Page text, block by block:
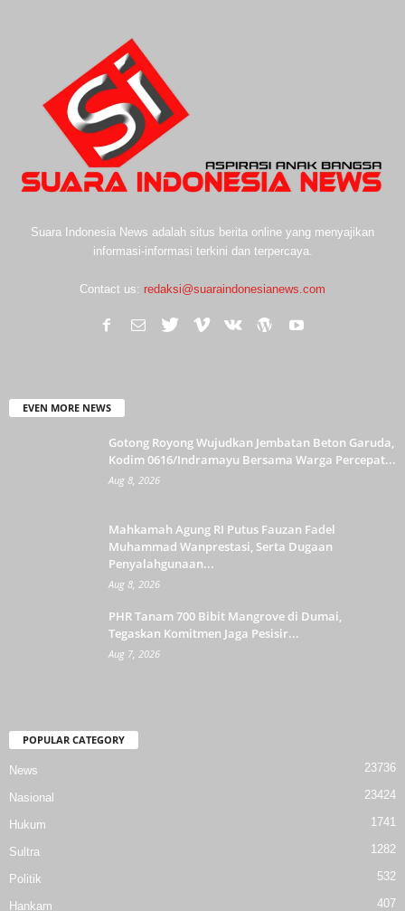
Suara Indonesia News adalah situs berita online yang menyajikan
informasi-informasi terkini dan terpercaya.
Contact us: redaksi@suaraindonesianews.com
EVEN MORE NEWS
Gotong Royong Wujudkan Jembatan Beton Garuda,
Kodim 0616/Indramayu Bersama Warga Percepat...
Aug 8, 2026
Mahkamah Agung RI Putus Fauzan Fadel
Muhammad Wanprestasi, Serta Dugaan
Penyalahgunaan...
Aug 8, 2026
PHR Tanam 700 Bibit Mangrove di Dumai,
Tegaskan Komitmen Jaga Pesisir...
Aug 7, 2026
POPULAR CATEGORY
News 23736
Nasional 23424
Hukum 1741
Sultra 1282
Politik 532
Hankam 407